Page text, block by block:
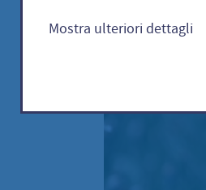
o
Mostra ulteriori dettagli